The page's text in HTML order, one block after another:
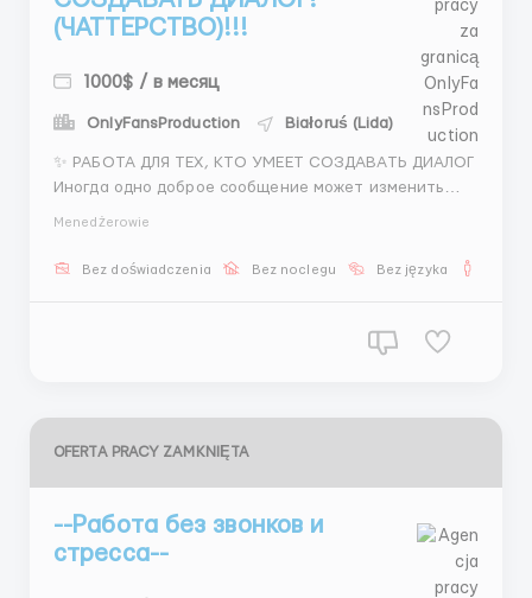
(ЧАТТЕРСТВО)!!!
1000$ / в месяц
OnlyFansProduction Białoruś (Lida)
✨ РАБОТА ДЛЯ ТЕХ, КТО УМЕЕТ СОЗДАВАТЬ ДИАЛОГ
Иногда одно доброе сообщение может изменить
встреч 👩 Подбор моделей Что получаешь: 💵 Доход
Menedżerowie
Bez doświadczenia Bez noclegu Bez języka
OFERTA PRACY ZAMKNIĘTA
--Работа без звонков и
стресса--